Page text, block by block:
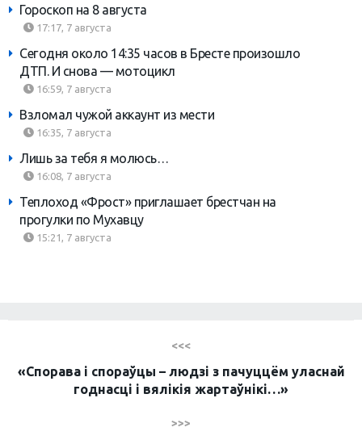
Гороскоп на 8 августа
17:17, 7 августа
Сегодня около 14:35 часов в Бресте произошло
ДТП. И снова — мотоцикл
16:59, 7 августа
Взломал чужой аккаунт из мести
16:35, 7 августа
Лишь за тебя я молюсь…
16:08, 7 августа
Теплоход «Фрост» приглашает брестчан на
прогулки по Мухавцу
15:21, 7 августа
<<<
«Спорава і спораўцы – людзі з пачуццём уласнай
годнасці і вялікія жартаўнікі…»
>>>